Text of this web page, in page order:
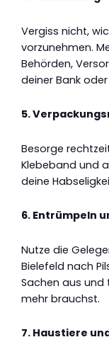
Vergiss nicht,
vorzunehmen.
Behörden,
deiner Bank
5.
Besorge
Klebeband und
deine
6. Entrümpeln
Nutze die
Bielefeld nach
Sachen aus und
mehr brauchst.
7. Haustiere